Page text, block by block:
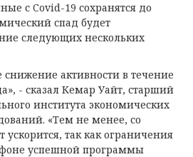
с Covid-19 сохранятся до
спад будет
следующих нескольких
активности в течение
- сказал Кемар Уайт, старший
института экономических
«Тем не менее, со
ускорится, так как ограничения
успешной программы